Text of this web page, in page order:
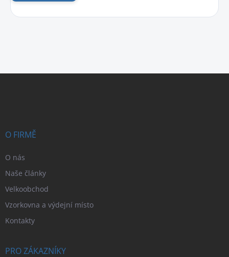
Z
O FIRMĚ
O nás
Naše články
Velkoobchod
Vzorkovna a výdejní místo
Kontakty
PRO ZÁKAZNÍKY